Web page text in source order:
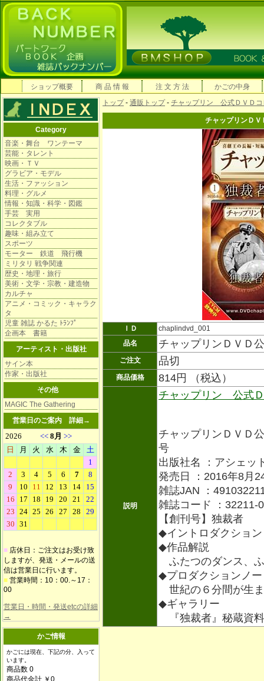
ショップ概要 商 品 情 報 注 文 方 法 かごの中身
Category
音楽・舞台 ワンテーマ
芸能・タレント
映画・ＴＶ
グラビア・モデル
生活・ファッション
料理・グルメ
情報・知識・科学・図鑑
手芸 実用
コレクタブル
趣味・組み立て
スポーツ
モーター 鉄道 飛行機
ミリタリ 戦争関連
歴史・地理・旅行
美術・文学・宗教・建造物
カルチャ
アニメ・コミック・キャラク
タ
児童 雑誌 かるた ﾄﾗﾝﾌﾟ
企画本 書籍
アーティスト・出版社
サイン本
作家・出版社
その他
MAGIC The Gathering
営業日のご案内 詳細→
■ 店休日：ご注文はお受け致
しますが、発送・メールの送
信は営業日に行います。
■ 営業時間：10：00.～17：
00
営業日・時間・発送etcの詳細
→
かご情報
かごには現在、下記の分、入って
います。
商品数 0
商品代金計 ￥0
トップ- 通販トップ- チャップリン 公式ＤＶＤコ
チャップリンＤ
ＩＤ
chaplindvd_001
品名
チャップリンＤＶＤ
ご注文 品切
商品価格 814円 （税込）
説明
チャップリン 公式
チャップリンＤＶＤ
号
出版社名 ：アシェッ
発売日 ：2016年8月
雑誌JAN ：
雑誌コード ：32211-
【創刊号】独裁者
◆イントロダクショ
◆作品解説
ふたつのダンス、
◆プロダクションノ
世紀の６分間が生
◆ギャラリー
『独裁者』秘蔵資